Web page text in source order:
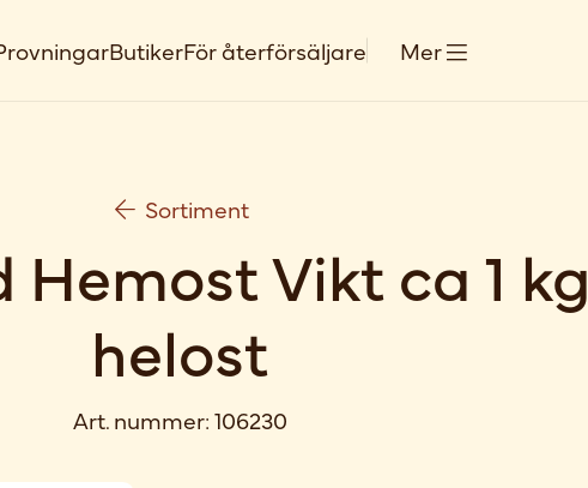
ButikerFör återförsäljare Mer
Sortiment
Vikt ca 1 kg
helost
Art. nummer:106230